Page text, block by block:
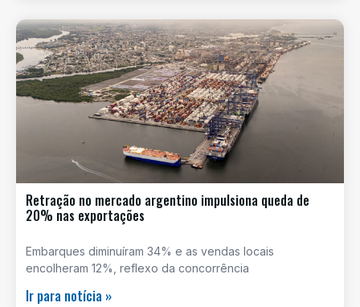
Retração no mercado argentino impulsiona queda de
20% nas exportações
Embarques diminuíram 34% e as vendas locais
encolheram 12%, reflexo da concorrência
Ir para notícia »